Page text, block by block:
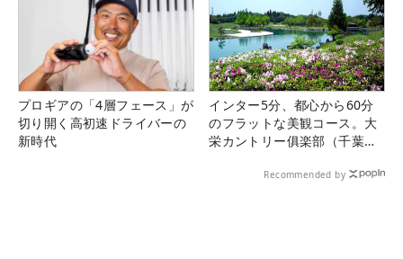
プロギアの「4層フェース」が
切り開く高初速ドライバーの
新時代
インター5分、都心から60分
のフラットな美観コース。大
栄カントリー俱楽部（千葉
Recommended by